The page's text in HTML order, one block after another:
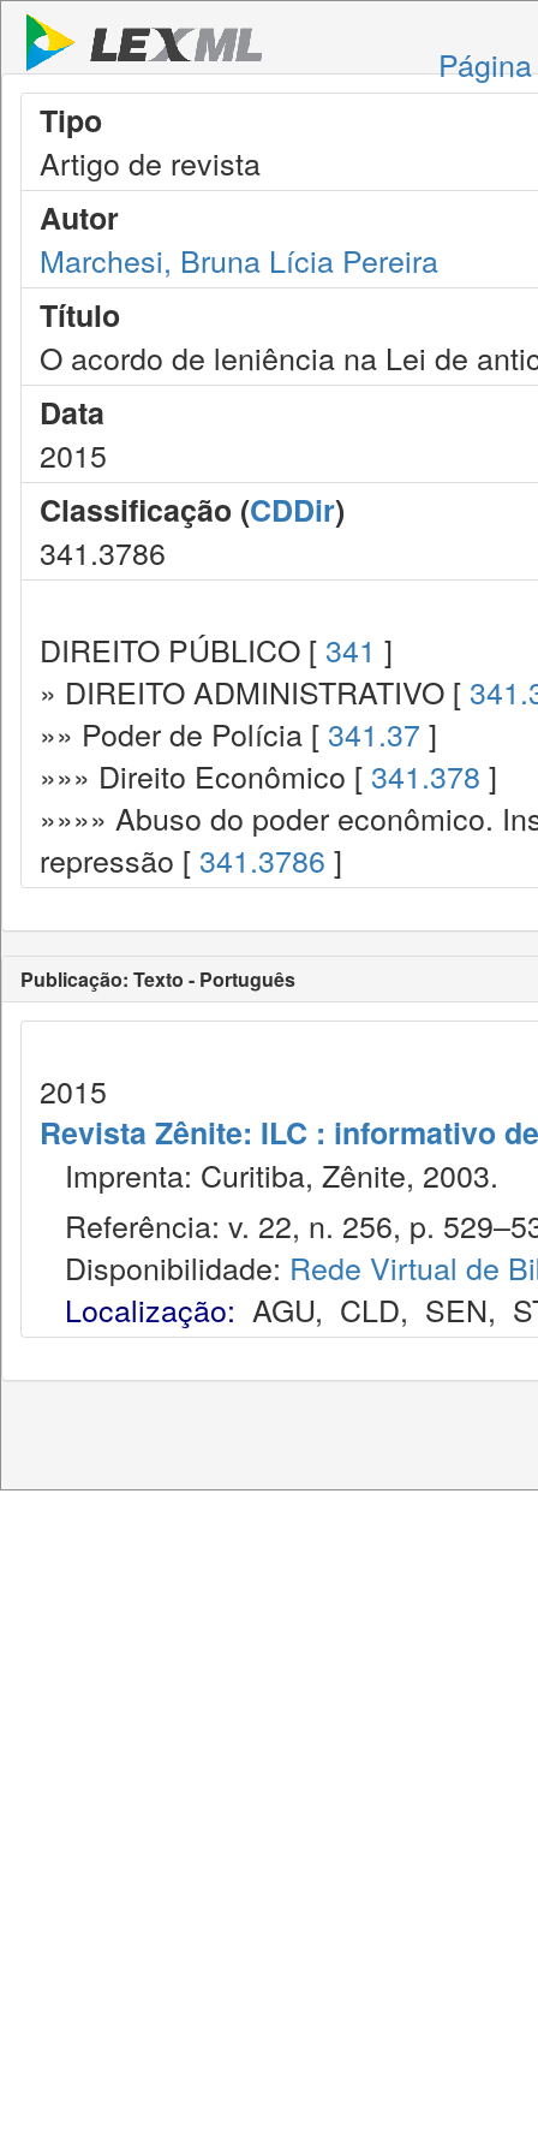
Tipo
Artigo de revista
Autor
Marchesi, Bruna Lícia Pereira
Título
O acordo de leniência na Lei de
Data
2015
Classificação (CDDir)
341.3786
DIREITO PÚBLICO [ 341 ]
» DIREITO ADMINISTRATIVO [
»» Poder de Polícia [ 341.37 ]
»»» Direito Econômico [ 341.378 ]
»»»» Abuso do poder econômico.
repressão [ 341.3786 ]
Publicação: Texto - Português
2015
Revista Zênite: ILC : informativo
Imprenta: Curitiba, Zênite, 2003.
Referência: v. 22, n. 256, p.
Disponibilidade: Rede Virtual de
Localização: AGU, CLD, SEN,